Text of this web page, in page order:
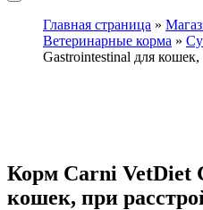
Главная страница »
Ветеринарные корма »
Gastrointestinal для
Корм Carni VetDiet
кошек, при